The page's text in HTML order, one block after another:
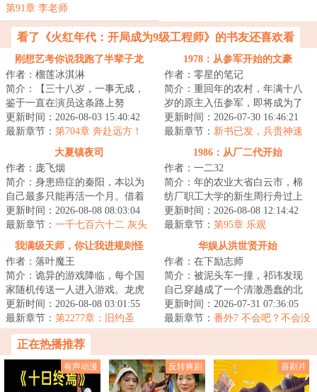
第91章 李老师
看了《火红年代：开局成为9级工程师》的书友还喜欢看
刚想艺考你说我跑了半辈子龙
套？
作者：榴莲冰淇淋
简介：【三十八岁，一事无成，
鉴于一直在演员这条路上努
力，‘龙套逆袭成老戏骨系统’开
启！】陈瑾看着提...
更新时间：2026-08-03 15:40:42
最新章节： 第704章 奔赴远方！
1978：从参军开始的文豪
作者：零星的笔记
简介：重回年的农村，年满十八
岁的原主入伍参军，即将成为了
军队中的一员。等着周旭重生过
来的时候，手里...
更新时间：2026-07-30 16:46:21
最新章节： 新书已发，兵贵神速
大夏镇夜司
作者：庞飞烟
简介：身患癌症的秦阳，本以为
自己最多只能再活一个月。借着
绝症之躯，秦阳怒怼上司老板，
再甩物质女友，...
更新时间：2026-08-08 08:03:04
最新章节： 一千七百六十二 灰头
土脸
1986：从厂二代开始
作者：一二32
简介：年的农业大省白云市，棉
纺厂职工大学的新生周行舟过上
了别人羡慕不来的美好生活。若
干年后有人问：...
更新时间：2026-08-08 12:14:42
最新章节： 第95章 乐观
我满级天师，你让我进规则怪
谈？
作者：落叶魔王
简介：诡异的游戏降临，每个国
家随机传送一人进入游戏。龙虎
山修炼了两年的张阳青莫名其妙
进入了规则怪谈...
更新时间：2026-08-08 03:01:55
最新章节： 第2277章：旧约圣
殿，一个有特殊规则的地方！
（求订阅，求月票）
华娱从洪世贤开始
作者：在下励志师
简介：被泥头车一撞，祁讳发现
自己穿越成了一个清澈愚蠢的北
电毕业生，这让他打起了退堂
鼓。娱乐圈好难混...
更新时间：2026-07-31 07:36:05
最新章节： 番外7 不会吧？不会没
正在热播推荐
有声动漫 反转爽剧 喜剧片